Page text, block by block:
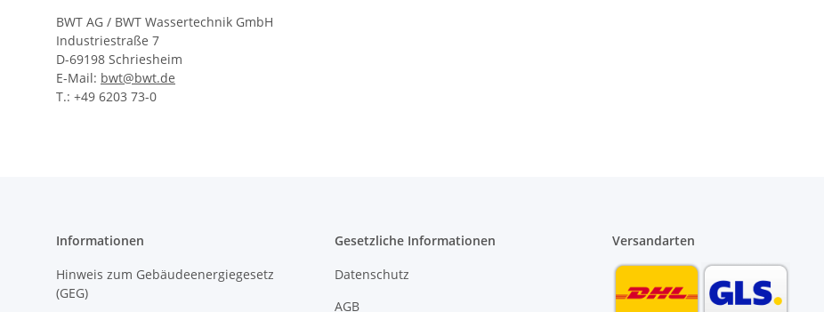
BWT AG / BWT Wassertechnik GmbH
Industriestraße 7
D-69198 Schriesheim
E-Mail: bwt@bwt.de
T.: +49 6203 73-0
Informationen
Hinweis zum Gebäudeenergiegesetz
(GEG)
Gesetzliche Informationen
Datenschutz
AGB
Versandarten